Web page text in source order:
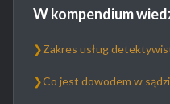
W kompendium
❯Zakres usług
❯Co jest dowodem w